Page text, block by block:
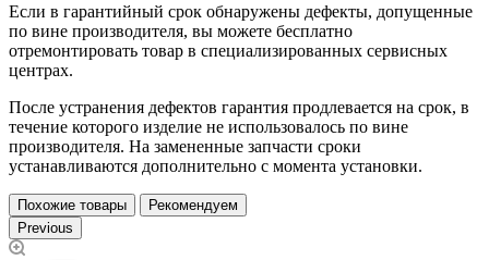
Если в гарантийный срок обнаружены дефекты, допущенные
по вине производителя, вы можете бесплатно
отремонтировать товар в специализированных сервисных
центрах.
После устранения дефектов гарантия продлевается на срок, в
течение которого изделие не использовалось по вине
производителя. На замененные запчасти сроки
устанавливаются дополнительно с момента установки.
Похожие товары
Рекомендуем
Previous